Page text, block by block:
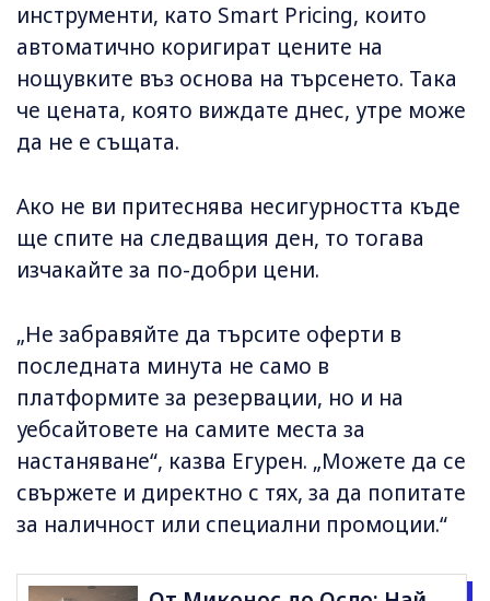
инструменти, като Smart Pricing, които
автоматично коригират цените на
нощувките въз основа на търсенето. Така
че цената, която виждате днес, утре може
да не е същата.
Ако не ви притеснява несигурността къде
ще спите на следващия ден, то тогава
изчакайте за по-добри цени.
„Не забравяйте да търсите оферти в
последната минута не само в
платформите за резервации, но и на
уебсайтовете на самите места за
настаняване“, казва Егурен. „Можете да се
свържете и директно с тях, за да попитате
за наличност или специални промоции.“